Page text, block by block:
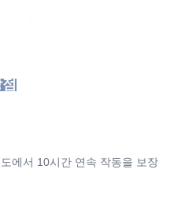
에서 10시간 연속 작동을 보장